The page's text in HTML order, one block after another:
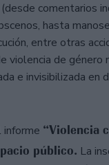
comentarios
hasta
entre otras
violencia de género
e invisibilizada en
informe “Violencia
público. La